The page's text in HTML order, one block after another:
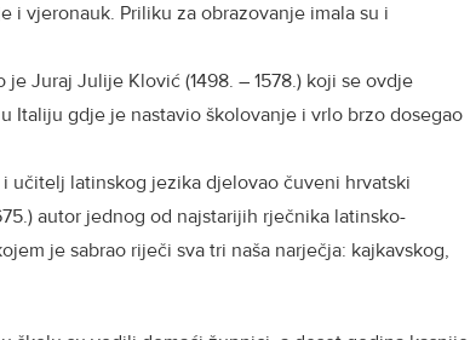
i vjeronauk. Priliku za obrazovanje imala su i
Juraj Julije Klović (1498. – 1578.) koji se ovdje
Italiju gdje je nastavio školovanje i vrlo brzo dosegao
učitelj latinskog jezika djelovao čuveni hrvatski
autor jednog od najstarijih rječnika latinsko-
je sabrao riječi sva tri naša narječja: kajkavskog,